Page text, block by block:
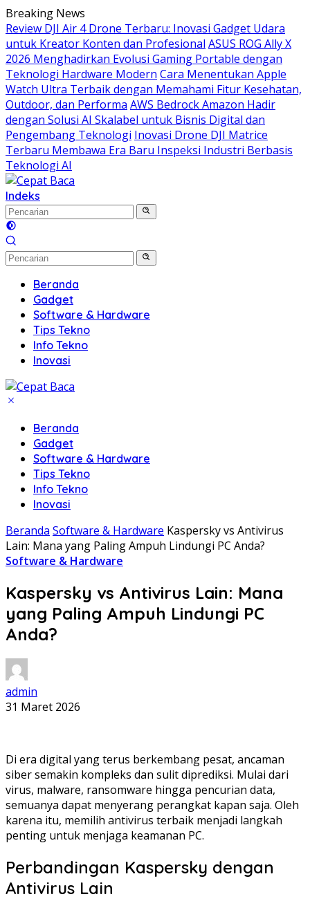
Langsung
ke
konten
Breaking News
Review DJI Air 4 Drone Terbaru: Inovasi Gadget Udara
untuk Kreator Konten dan Profesional ASUS ROG Ally X
2026 Menghadirkan Evolusi Gaming Portable dengan
Teknologi Hardware Modern Cara Menentukan Apple
Watch Ultra Terbaik dengan Memahami Fitur Kesehatan,
Outdoor, dan Performa AWS Bedrock Amazon Hadir
dengan Solusi AI Skalabel untuk Bisnis Digital dan
Pengembang Teknologi Inovasi Drone DJI Matrice
Terbaru Membawa Era Baru Inspeksi Industri Berbasis
Teknologi AI
Indeks
Beranda
Gadget
Software & Hardware
Tips Tekno
Info Tekno
Inovasi
Beranda
Gadget
Software & Hardware
Tips Tekno
Info Tekno
Inovasi
Beranda Software & Hardware Kaspersky vs Antivirus
Lain: Mana yang Paling Ampuh Lindungi PC Anda?
Software & Hardware
Kaspersky vs Antivirus Lain: Mana
yang Paling Ampuh Lindungi PC
Anda?
admin
31 Maret 2026
Di era digital yang terus berkembang pesat, ancaman
siber semakin kompleks dan sulit diprediksi. Mulai dari
virus, malware, ransomware hingga pencurian data,
semuanya dapat menyerang perangkat kapan saja. Oleh
karena itu, memilih antivirus terbaik menjadi langkah
penting untuk menjaga keamanan PC.
Perbandingan Kaspersky dengan
Antivirus Lain